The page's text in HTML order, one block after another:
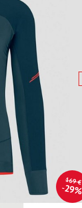
169 €
29%